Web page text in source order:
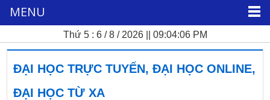
Thứ 5 : 6 / 8 / 2026 || 09:04:07 PM
ĐẠI HỌC TRỰC TUYẾN, ĐẠI HỌC ONLINE,
ĐẠI HỌC TỪ XA
MENU